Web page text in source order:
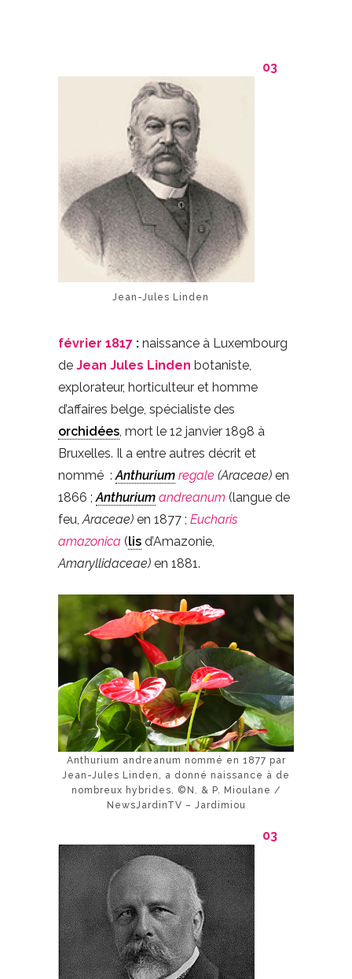
Jean-Jules Linden
03
février 1817 : naissance à Luxembourg
de Jean Jules Linden botaniste,
explorateur, horticulteur et homme
d’affaires belge, spécialiste des
orchidées, mort le 12 janvier 1898 à
Bruxelles. Il a entre autres décrit et
nommé :Anthurium regale (Araceae) en
1866 ;Anthurium andreanum (langue de
feu,Araceae) en 1877 ; Eucharis
amazonica (lis d’Amazonie,
Amaryllidaceae) en 1881.
Anthurium andreanum nommé en 1877 par
Jean-Jules Linden, a donné naissance à de
nombreux hybrides. ©N. & P. Mioulane /
NewsJardinTV – Jardimiou
03